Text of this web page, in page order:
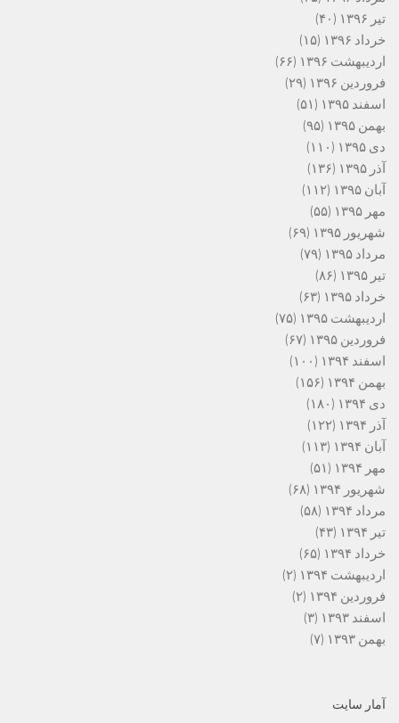
تیر ۱۳۹۶
(۴۰)
خرداد ۱۳۹۶
(۱۵)
اردیبهشت ۱۳۹۶
(۶۶)
فروردین ۱۳۹۶
(۲۹)
اسفند ۱۳۹۵
(۵۱)
بهمن ۱۳۹۵
(۹۵)
دی ۱۳۹۵
(۱۱۰)
آذر ۱۳۹۵
(۱۳۶)
آبان ۱۳۹۵
(۱۱۲)
مهر ۱۳۹۵
(۵۵)
شهریور ۱۳۹۵
(۶۹)
مرداد ۱۳۹۵
(۷۹)
تیر ۱۳۹۵
(۸۶)
خرداد ۱۳۹۵
(۶۳)
اردیبهشت ۱۳۹۵
(۷۵)
فروردین ۱۳۹۵
(۶۷)
اسفند ۱۳۹۴
(۱۰۰)
بهمن ۱۳۹۴
(۱۵۶)
دی ۱۳۹۴
(۱۸۰)
آذر ۱۳۹۴
(۱۲۲)
آبان ۱۳۹۴
(۱۱۳)
مهر ۱۳۹۴
(۵۱)
شهریور ۱۳۹۴
(۶۸)
مرداد ۱۳۹۴
(۵۸)
تیر ۱۳۹۴
(۴۳)
خرداد ۱۳۹۴
(۶۵)
اردیبهشت ۱۳۹۴
(۲)
فروردین ۱۳۹۴
(۲)
اسفند ۱۳۹۳
(۳)
بهمن ۱۳۹۳
(۷)
آمار سایت